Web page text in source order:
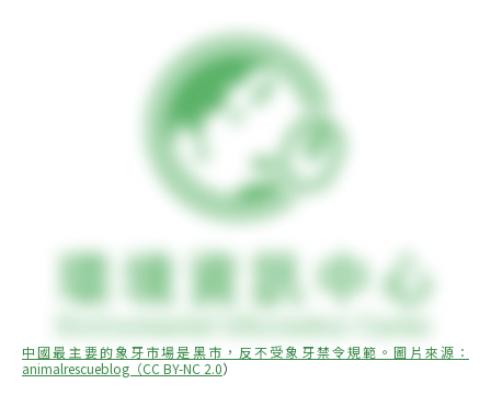
中國最主要的象牙市場是黑市，反不受象牙禁令規範。圖片來源：
animalrescueblog（CC BY-NC 2.0）